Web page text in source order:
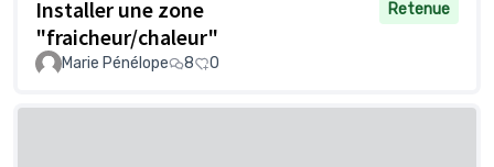
Installer une zone
"fraicheur/chaleur"
Retenue
Marie Pénélope 8 0